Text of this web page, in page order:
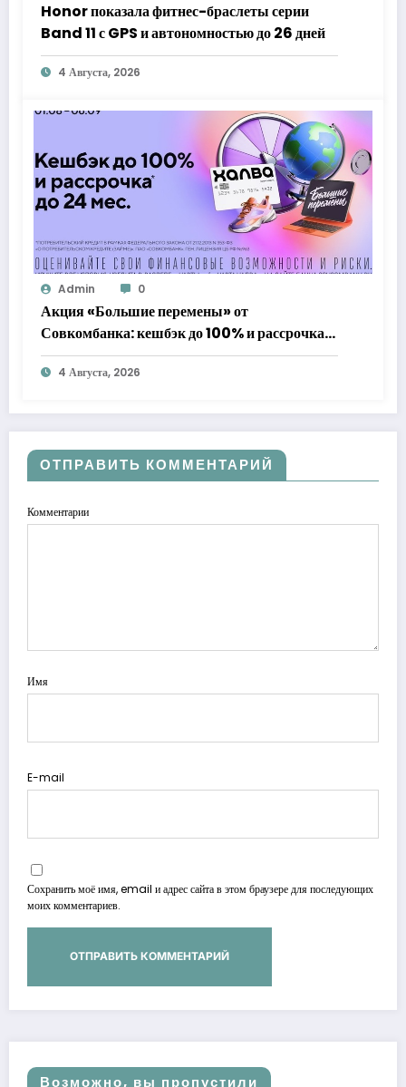
Honor показала фитнес-браслеты серии
Band 11 с GPS и автономностью до 26 дней
4 Августа, 2026
Admin 0
Акция «Большие перемены» от
Совкомбанка: кешбэк до 100% и рассрочка
до 24 месяцев с «Халвой»
4 Августа, 2026
ОТПРАВИТЬ КОММЕНТАРИЙ
Комментарии
Имя
E-mail
Сохранить моё имя, email и адрес сайта в этом браузере для последующих
моих комментариев.
Возможно, вы пропустили